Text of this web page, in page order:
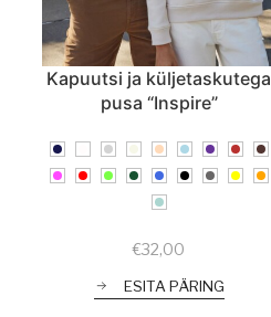
Kapuutsi ja küljetaskutega
pusa “Inspire”
€32,00
ESITA PÄRING